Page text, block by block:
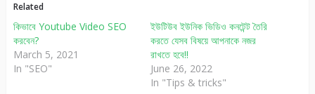
Related
কিভাবে Youtube Video SEO
করবেন?
March 5, 2021
In "SEO"
ইউটিউব ইউনিক ভিডিও কনটেন্ট তৈরি
করতে যেসব বিষয়ে আপনাকে নজর
রাখতে হবে!!
June 26, 2022
In "Tips & tricks"